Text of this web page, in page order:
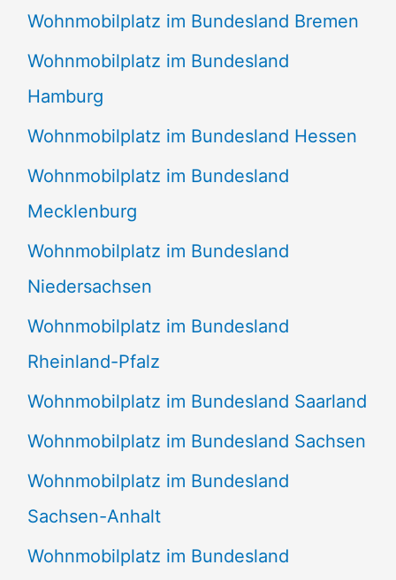
Wohnmobilplatz im Bundesland Bremen
Wohnmobilplatz im Bundesland
Hamburg
Wohnmobilplatz im Bundesland Hessen
Wohnmobilplatz im Bundesland
Mecklenburg
Wohnmobilplatz im Bundesland
Niedersachsen
Wohnmobilplatz im Bundesland
Rheinland-Pfalz
Wohnmobilplatz im Bundesland Saarland
Wohnmobilplatz im Bundesland Sachsen
Wohnmobilplatz im Bundesland
Sachsen-Anhalt
Wohnmobilplatz im Bundesland